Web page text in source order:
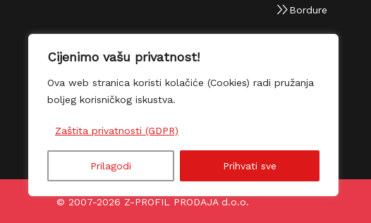
Cijenimo vašu privatnost!
Ova web stranica koristi kolačiće (Cookies) radi
pružanja boljeg korisničkog iskustva.
Zaštita privatnosti (GDPR)
Prilagodi Prihvati sve
Bordure
© 2007-2026 Z-PROFIL PRODAJA d.o.o.